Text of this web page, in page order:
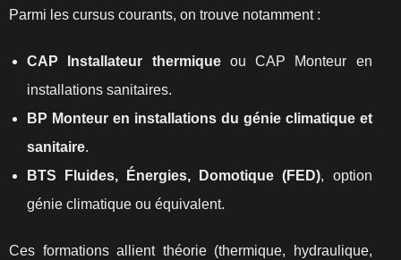
Parmi les cursus courants, on trouve notamment :
CAP Installateur thermiqueou CAP Monteur en
installations sanitaires.
BP Monteur en installations du génie climatique et
sanitaire.
BTS Fluides, Énergies, Domotique (FED), option
génie climatique ou équivalent.
Ces formations allient théorie (thermique, hydraulique,